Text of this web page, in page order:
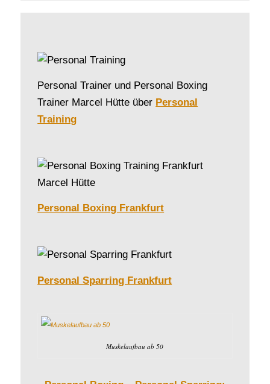
Personal Trainer und Personal Boxing
Trainer Marcel Hütte über Personal
Training
Personal Boxing Frankfurt
Personal Sparring Frankfurt
Muskelaufbau ab 50